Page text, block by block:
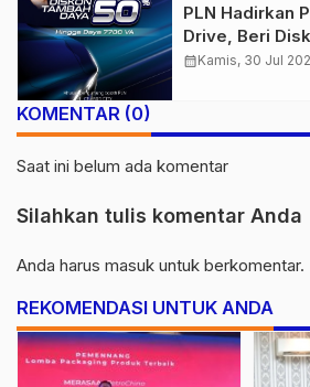
PLN Hadirkan
Drive, Beri
50% di Ajang
calendar_monthKamis, 30 Jul
KOMENTAR (0)
Saat ini belum ada komentar
Silahkan tulis komentar Anda
Anda harus masuk untuk berkomentar.
REKOMENDASI UNTUK ANDA